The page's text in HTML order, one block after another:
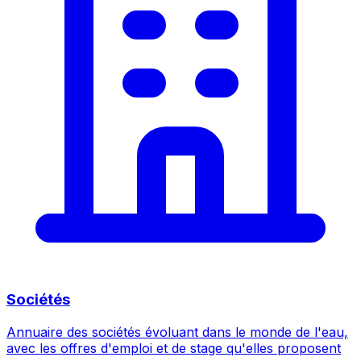
Sociétés
Annuaire des sociétés évoluant dans le monde de l'eau,
avec les offres d'emploi et de stage qu'elles proposent